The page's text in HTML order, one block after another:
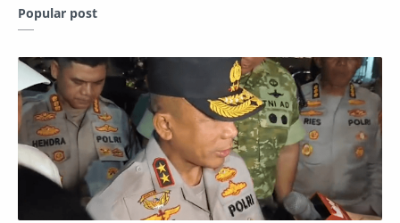
serta peresmian SPPG TKA
PBNU sebagai bentuk
komitmen bersama dalam
meningkatkan kesejahteraan
dan kualitas generasi penerus
bangsa.
Popular post